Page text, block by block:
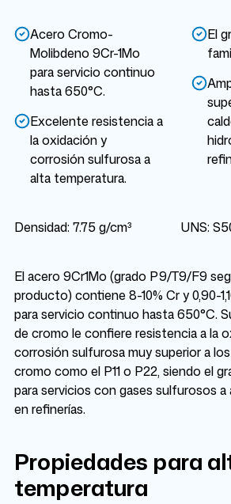
Acero Cromo-
Molibdeno 9Cr-1Mo
para servicio continuo
hasta 650°C.
Excelente resistencia a
la oxidación y
corrosión sulfurosa a
alta temperatura.
El
Densidad: 7.75 g/cm³ UNS:
El acero 9Cr1Mo (grado P9/T9/F9
producto) contiene 8-10% Cr y 0,90-
para servicio continuo hasta 650°C.
de cromo le confiere resistencia a la
corrosión sulfurosa muy superior a
cromo como el P11 o P22, siendo el
para servicios con gases sulfurosos
en refinerías.
Propiedades para
temperatura